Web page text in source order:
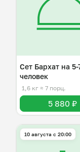
Сет Бархат на 5-
человек
1,6 кг ≈ 7 порц.
5 880 ₽
10 августа с 20:00